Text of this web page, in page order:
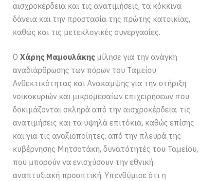
αισχροκέρδεια και τις ανατιμήσεις, τα κόκκινα
δάνεια και την προστασία της πρώτης κατοικίας,
καθώς και τις μετεκλογικές συνεργασίες.
ΟΧάρης Μαμουλάκης μίλησε για την ανάγκη
αναδιάρθρωσης των πόρων του Ταμείου
Ανθεκτικότητας και Ανάκαμψης για την στήριξη
νοικοκυριών και μικρομεσαίων επιχειρήσεων που
δοκιμάζονται σκληρά από την αισχροκέρδεια, τις
ανατιμήσεις και τα υψηλά επιτόκια, καθώς επίσης
και για τις αναξιοποίητες, από την πλευρά της
κυβέρνησης Μητσοτάκη, δυνατότητές του Ταμείου,
που μπορούν να ενισχύσουν την εθνική
αναπτυξιακή προοπτική. Υπενθύμισε ότι η